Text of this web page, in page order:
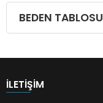
BEDEN TABLOSU
İLETIŞIM